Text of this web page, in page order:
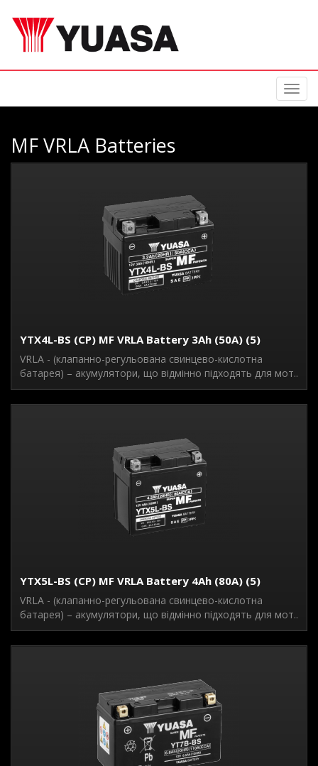
MF VRLA Batteries
YTX4L-BS (CP) MF VRLA Battery 3Ah (50A) (5)
VRLA - (клапанно-регульована свинцево-кислотна
батарея) – акумулятори, що відмінно підходять для мот..
YTX5L-BS (CP) MF VRLA Battery 4Ah (80A) (5)
VRLA - (клапанно-регульована свинцево-кислотна
батарея) – акумулятори, що відмінно підходять для мот..